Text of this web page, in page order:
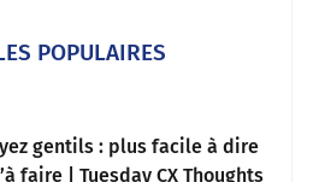
POPULAIRES
gentils : plus facile à dire
faire | Tuesday CX Thoughts